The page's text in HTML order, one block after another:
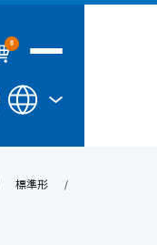
0
標準形